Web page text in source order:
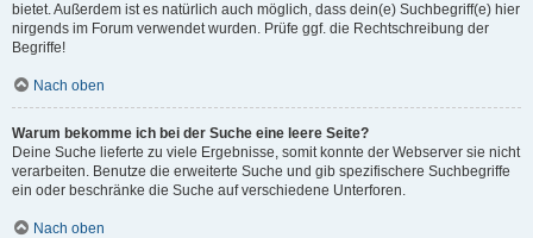
bietet. Außerdem ist es natürlich auch möglich, dass dein(e) Suchbegriff(e) hier
nirgends im Forum verwendet wurden. Prüfe ggf. die Rechtschreibung der
Begriffe!
Nach oben
Warum bekomme ich bei der Suche eine leere Seite?
Deine Suche lieferte zu viele Ergebnisse, somit konnte der Webserver sie nicht
verarbeiten. Benutze die erweiterte Suche und gib spezifischere Suchbegriffe
ein oder beschränke die Suche auf verschiedene Unterforen.
Nach oben